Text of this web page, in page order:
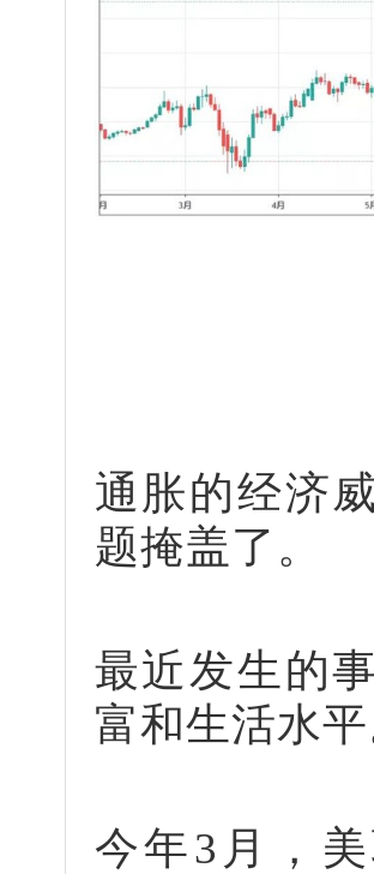
通胀的经济
题掩盖了。
最近发生的
富和生活水
今年3月，